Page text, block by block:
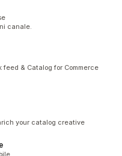
canale.
feed & Catalog for Commerce
your catalog creative